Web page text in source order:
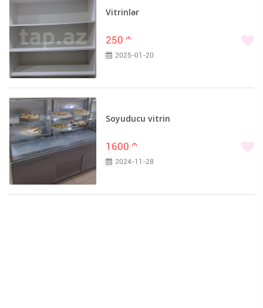
Vitrinlər
250 m
2025-01-20
Soyuducu vitrin
1600 m
2024-11-28